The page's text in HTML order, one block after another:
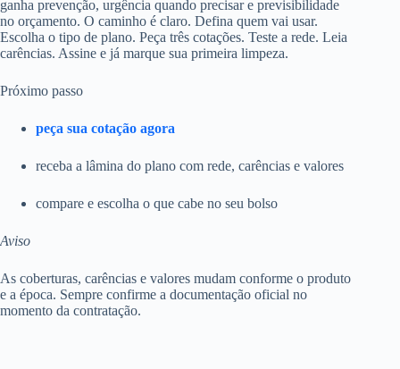
ganha prevenção, urgência quando precisar e previsibilidade
no orçamento. O caminho é claro. Defina quem vai usar.
Escolha o tipo de plano. Peça três cotações. Teste a rede. Leia
carências. Assine e já marque sua primeira limpeza.
Próximo passo
peça sua cotação agora
receba a lâmina do plano com rede, carências e valores
compare e escolha o que cabe no seu bolso
Aviso
As coberturas, carências e valores mudam conforme o produto
e a época. Sempre confirme a documentação oficial no
momento da contratação.